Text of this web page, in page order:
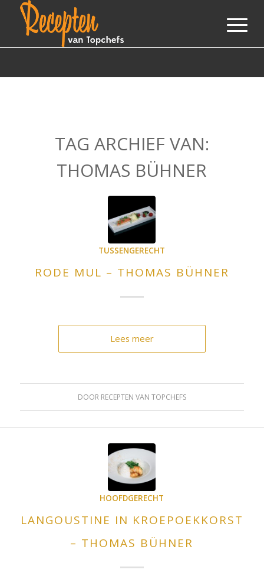
TAG ARCHIEF VAN:
THOMAS BÜHNER
TUSSENGERECHT
RODE MUL – THOMAS BÜHNER
Lees meer
DOOR RECEPTEN VAN TOPCHEFS
HOOFDGERECHT
LANGOUSTINE IN KROEPOEKKORST
– THOMAS BÜHNER